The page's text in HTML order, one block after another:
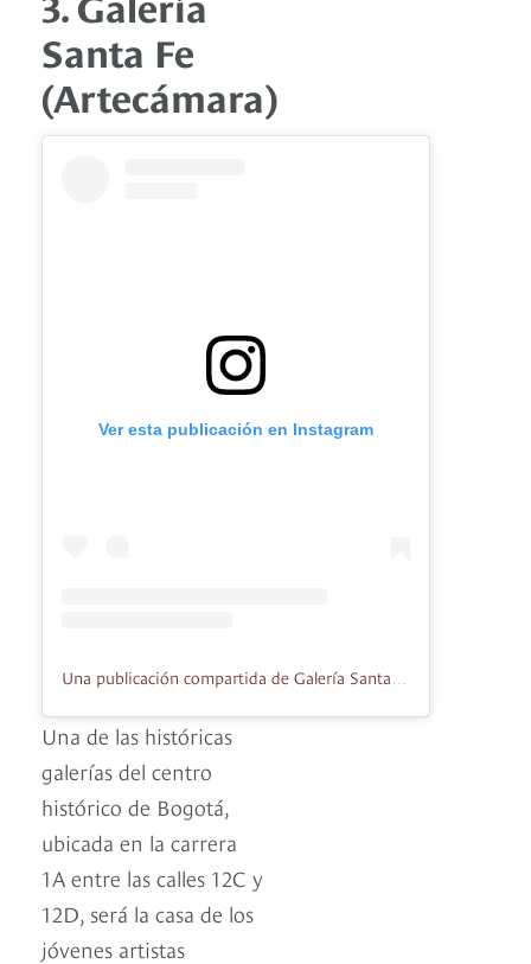
Santa Fe
(Artecámara)
Ver esta publicación en Instagram
Una de las históricas
galerías del centro
histórico de Bogotá,
ubicada en la carrera
1A entre las calles 12C y
12D, será la casa de los
jóvenes artistas